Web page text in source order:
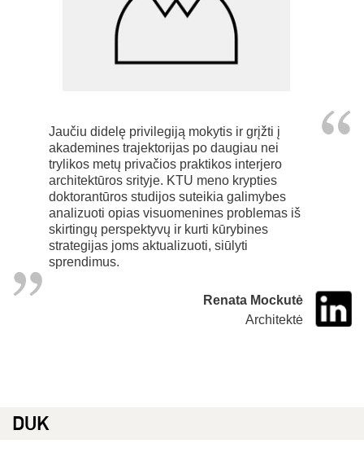
Jaučiu didelę privilegiją mokytis ir grįžti į
akademines trajektorijas po daugiau nei
trylikos metų privačios praktikos interjero
architektūros srityje. KTU meno krypties
doktorantūros studijos suteikia galimybes
analizuoti opias visuomenines problemas iš
skirtingų perspektyvų ir kurti kūrybines
strategijas joms aktualizuoti, siūlyti
sprendimus.
Renata Mockutė
Architektė
DUK